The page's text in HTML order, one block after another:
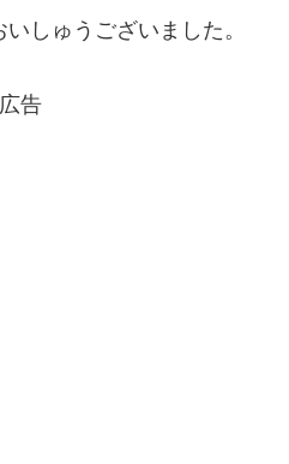
しゅうございました。
広告